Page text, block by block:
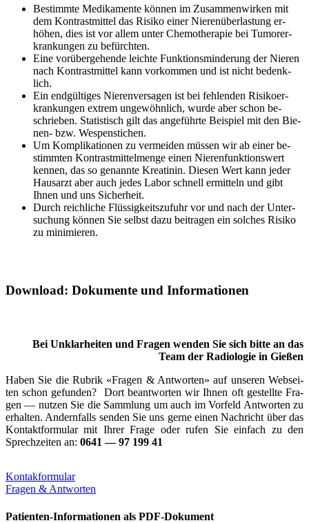
Bestimm­te Medi­ka­men­te kön­nen im Zu­­sammen­­wirken mit
dem Kontrast­­mittel das Risi­ko einer Nieren­­über­­lastung er­­
höhen, dies ist vor allem unter Chemo­­therapie bei Tumor­­er­­
krankungen zu be­­fürchten.
Eine vor­­über­­gehende leich­te Funktions­­minderung der Nie­ren
nach Kontrast­­mittel kann vor­­kommen und ist nicht be­­denk­­
lich.
Ein end­­gültiges Nieren­­ver­­sagen ist bei feh­len­den Risiko­­er­­
krankungen extrem un­­ge­­wöhn­­lich, wur­de aber schon be­­
schrieben. Sta­tis­tisch gilt das an­­ge­­führte Bei­spiel mit den Bie­­
nen- bzw. Wespen­­stichen.
Um Kom­­pli­­ka­­tionen zu ver­­meiden müs­sen wir ab einer be­­
stimmten Kontrast­­mittel­­menge einen Nieren­­funktions­­wert
ken­nen, das so genann­te Krea­ti­nin. Die­sen Wert kann jeder
Haus­­arzt aber auch jedes Labor schnell er­­mitteln und gibt
Ihnen und uns Sicher­­heit.
Durch reich­li­che Flüssig­­keits­­zu­­fuhr vor und nach der Unter­­
suchung kön­nen Sie selbst dazu bei­­tragen ein sol­ches Risi­ko
zu mini­mie­ren.
Download: Dokumente und Informationen
Bei Unklar­hei­ten und Fra­gen wen­den Sie sich bit­te an das
Team der Radio­lo­gie in Gie­ßen
Haben Sie die Rubrik «Fra­gen & Ant­wor­ten» auf unse­ren Web­sei­
ten schon gefun­den? Dort be­antworten wir Ihnen oft ge­stellte Fra­
gen — nut­zen Sie die Samm­lung um auch im Vor­feld Ant­worten zu
er­halten. An­dernfalls sen­den Sie uns ger­ne einen Nach­richt über das
Kon­takt­for­mu­lar mit Ihrer Fra­ge oder rufen Sie ein­fach zu den
Sprech­zeiten an: 0641 — 97 199 41
Kon­tak­for­mu­lar
Fra­gen & Ant­wor­ten
Patienten-Informationen als PDF-Dokument